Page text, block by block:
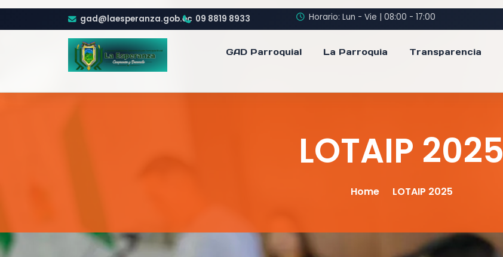
gad@laesperanza.gob.ec 09 8819 8933 Horario: Lun - Vie | 08:00 - 17:00
GAD Parroquial La Parroquia Transparencia
LOTAIP 2025
Home LOTAIP 2025